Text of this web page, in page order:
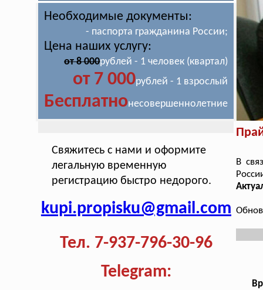
Необходимые документы:
- паспорта гражданина России;
Цена наших услугу:
от 8 000рублей - 1 человек (квартал)
от 7 000рублей - 1 взрослый
Бесплатнонесовершеннолетние
Свяжитесь с нами и оформите
легальную временную
регистрацию быстро недорого.
kupi.propisku@gmail.com
Тел. 7-937-796-30-96
Telegram:
В